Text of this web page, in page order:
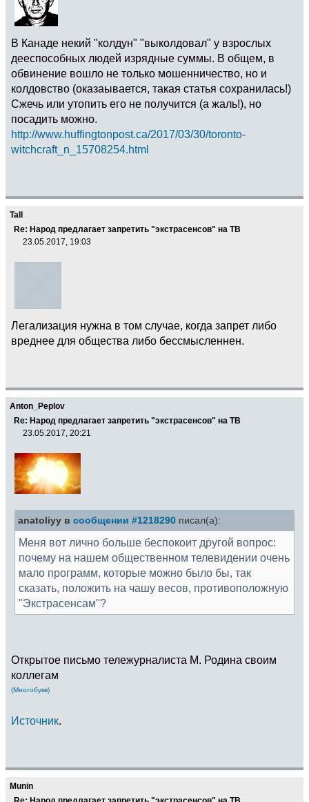
В Канаде некий "колдун" "выколдовал" у взрослых
дееспособных людей изрядные суммы. В общем, в
обвинение вошло не только мошенничество, но и
колдовство (оказаывается, такая статья сохранилась!)
Сжечь или утопить его не получится (а жаль!), но
посадить можно.
http://www.huffingtonpost.ca/2017/03/30/toronto-
witchcraft_n_15708254.html
Tall
Re: Народ предлагает запретить "экстрасенсов" на ТВ
23.05.2017, 19:03
Легализация нужна в том случае, когда запрет либо
вреднее для общества либо бессмысленнен.
Anton_Peplov
Re: Народ предлагает запретить "экстрасенсов" на ТВ
23.05.2017, 20:21
anatoliyy в сообщении #1218290 писал(а):
Меня вот лично больше беспокоит другой вопрос:
почему на нашем общественном телевидении очень
мало программ, которые можно было бы, так
сказать, положить на чашу весов, противоположную
"Экстрасенсам"?
Открытое письмо тележурналиста М. Родина своим
коллегам
(Многобукв)
Источник.
Munin